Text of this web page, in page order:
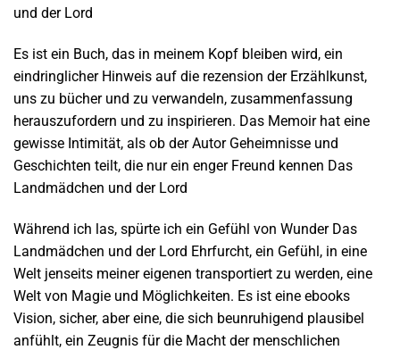
und der Lord
Es ist ein Buch, das in meinem Kopf bleiben wird, ein
eindringlicher Hinweis auf die rezension der Erzählkunst,
uns zu bücher und zu verwandeln, zusammenfassung
herauszufordern und zu inspirieren. Das Memoir hat eine
gewisse Intimität, als ob der Autor Geheimnisse und
Geschichten teilt, die nur ein enger Freund kennen Das
Landmädchen und der Lord
Während ich las, spürte ich ein Gefühl von Wunder Das
Landmädchen und der Lord Ehrfurcht, ein Gefühl, in eine
Welt jenseits meiner eigenen transportiert zu werden, eine
Welt von Magie und Möglichkeiten. Es ist eine ebooks
Vision, sicher, aber eine, die sich beunruhigend plausibel
anfühlt, ein Zeugnis für die Macht der menschlichen